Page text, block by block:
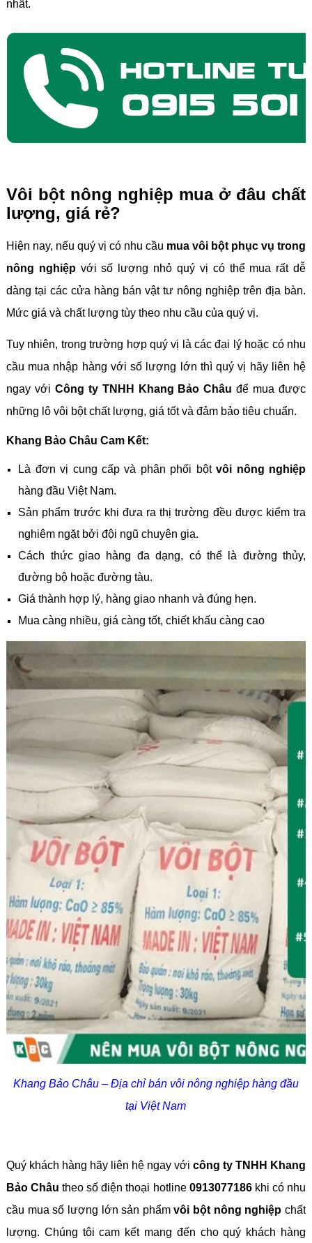
nhất.
Vôi bột nông nghiệp mua ở đâu chất
lượng, giá rẻ?
Hiện nay, nếu quý vị có nhu cầu mua vôi bột phục vụ trong
nông nghiệpvới số lượng nhỏ quý vị có thể mua rất dễ
dàng tại các cửa hàng bán vật tư nông nghiệp trên địa bàn.
Mức giá và chất lượng tùy theo nhu cầu của quý vị.
Tuy nhiên, trong trường hợp quý vị là các đại lý hoặc có nhu
cầu mua nhập hàng với số lượng lớn thì quý vị hãy liên hệ
ngay với Công ty TNHH Khang Bảo Châu để mua được
những lô vôi bột chất lượng, giá tốt và đảm bảo tiêu chuẩn.
Khang Bảo Châu Cam Kết:
Là đơn vị cung cấp và phân phối bộtvôi nông nghiệp
hàng đầu Việt Nam.
Sản phẩm trước khi đưa ra thị trường đều được kiểm tra
nghiêm ngặt bởi đội ngũ chuyên gia.
Cách thức giao hàng đa dạng, có thể là đường thủy,
đường bộ hoặc đường tàu.
Giá thành hợp lý, hàng giao nhanh và đúng hẹn.
Mua càng nhiều, giá càng tốt, chiết khấu càng cao
Khang Bảo Châu – Địa chỉ bán vôi nông nghiệp hàng đầu
tại Việt Nam
Quý khách hàng hãy liên hệ ngay vớicông ty TNHH Khang
Bảo Châu theo số điện thoại hotline 0913077186khi có nhu
cầu mua số lượng lớn sản phẩmvôi bột nông nghiệp chất
lượng. Chúng tôi cam kết mang đến cho quý khách hàng